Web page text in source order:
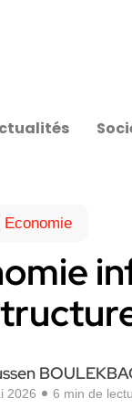
Economie
2026 6 min de